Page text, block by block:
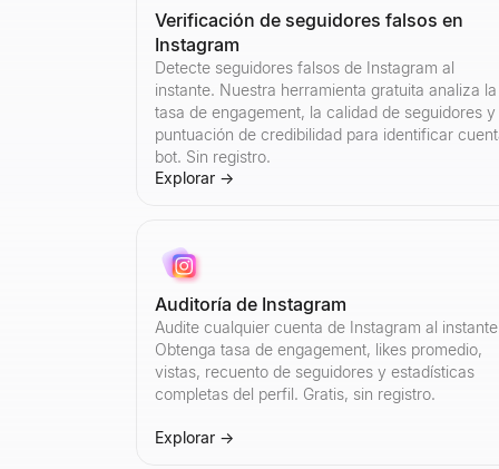
Verificación de seguidores falsos en
Instagram
Detecte seguidores falsos de Instagram al
instante. Nuestra herramienta gratuita analiza la
tasa de engagement, la calidad de seguidores y
puntuación de credibilidad para identificar
bot. Sin registro.
Explorar →
Auditoría de Instagram
Audite cualquier cuenta de Instagram al
Obtenga tasa de engagement, likes promedio,
vistas, recuento de seguidores y estadísticas
completas del perfil. Gratis, sin registro.
Explorar →